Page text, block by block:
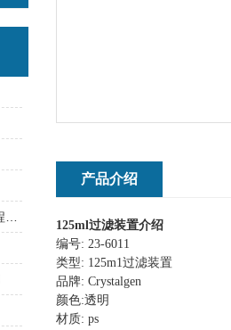
产品介绍
125ml过滤装置介绍
编号: 23-6011
类型: 125m1过滤装置
品牌: Crystalgen
颜色:透明
材质: ps